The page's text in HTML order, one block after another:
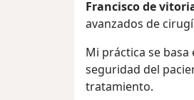
Francisco de
avanzados de
Mi práctica se
seguridad del
tratamiento.